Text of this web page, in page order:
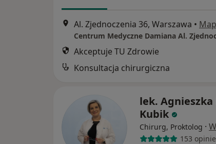
Al. Zjednoczenia 36, Warszawa •
Centrum Medyczne Damiana Al.
Akceptuje TU Zdrowie
Konsultacja chirurgiczna
lek. Agnieszka
Kubik
Chirurg, Proktolog ·
153 opinie